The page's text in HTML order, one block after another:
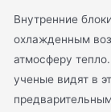
Внутренние
охлажденным
атмосферу
ученые видят в